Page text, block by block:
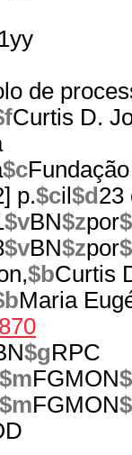
de
Curtis D.
$c
p.$cil $d 23
$vBN$zpor
$vBN$zpor
$bCurtis
Maria
$gRPC
$mFGMON
$mFGMON